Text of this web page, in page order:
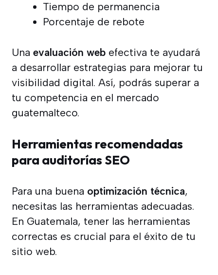
Tiempo de permanencia
Porcentaje de rebote
Una evaluación web efectiva te ayudará
a desarrollar estrategias para mejorar tu
visibilidad digital. Así, podrás superar a
tu competencia en el mercado
guatemalteco.
Herramientas recomendadas
para auditorías SEO
Para una buena optimización técnica,
necesitas las herramientas adecuadas.
En Guatemala, tener las herramientas
correctas es crucial para el éxito de tu
sitio web.